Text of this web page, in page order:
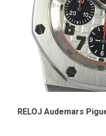
RELOJ Audemars